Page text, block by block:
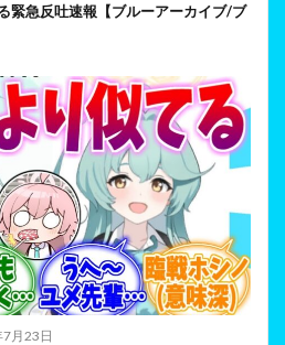
緊急反吐速報【ブルーアーカイブ/ブ
月23日